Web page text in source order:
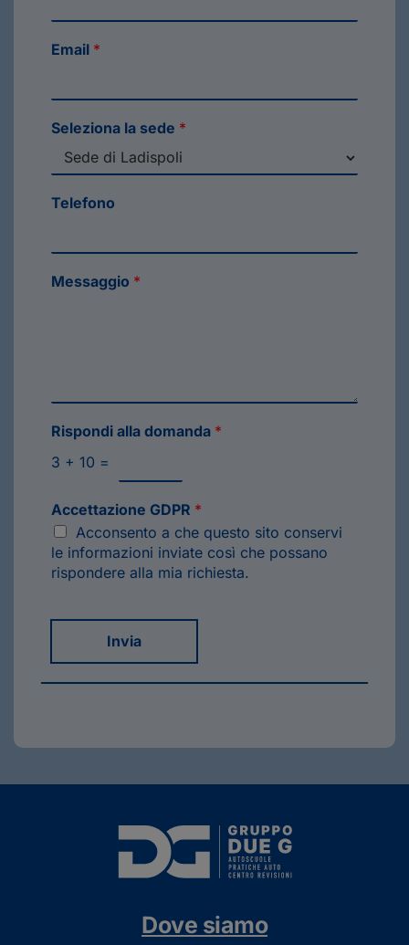
Email *
Seleziona la sede *
Telefono
Messaggio *
Rispondi alla domanda *
3 + 10 =
Accettazione GDPR *
Acconsento a che questo sito conservi
le informazioni inviate così che possano
rispondere alla mia richiesta.
Invia
Dove siamo